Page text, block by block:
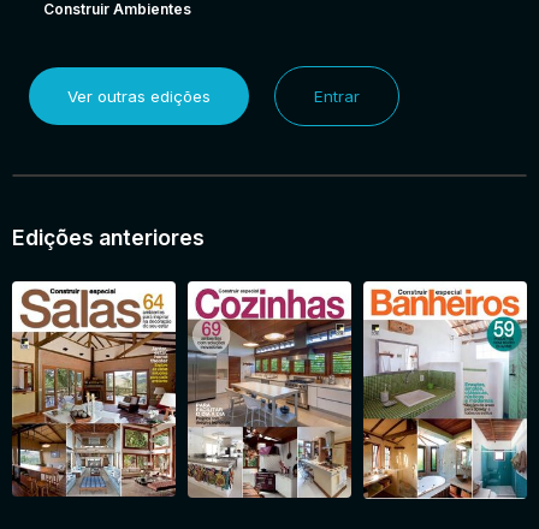
Construir Ambientes
Ver outras edições Entrar
Edições anteriores